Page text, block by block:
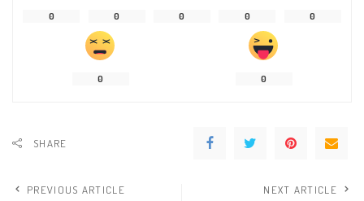
0 0 0 0 0
0 0
SHARE
PREVIOUS ARTICLE
NEXT ARTICLE